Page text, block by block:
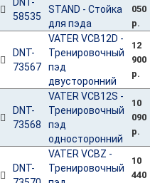
58535
STAND - Стойка
для пэда
050
р.
DNT-
73567
VATER VCB12D -
Тренировочный
пэд
двусторонний
12
900
р.
DNT-
73568
VATER VCB12S -
Тренировочный
пэд
односторонний
10
090
р.
DNT-
VATER VCBZ -
Тренировочный
10
440